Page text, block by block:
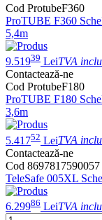
Cod ProtubeF360
ProTUBE F360
5,4m
9.51939 LeiTVA
Contactează-ne
Cod ProtubeF180
ProTUBE F180
3,6m
5.41752 LeiTVA
Contactează-ne
Cod 8697817590057
TeleSafe 005XL
6.29986 LeiTVA